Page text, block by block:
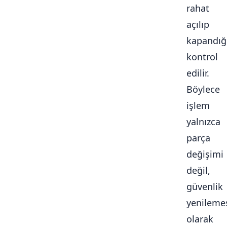
rahat
açılıp
kontrol
edilir.
Böylece
işlem
yalnızca
parça
değişimi
değil,
güvenlik
olarak